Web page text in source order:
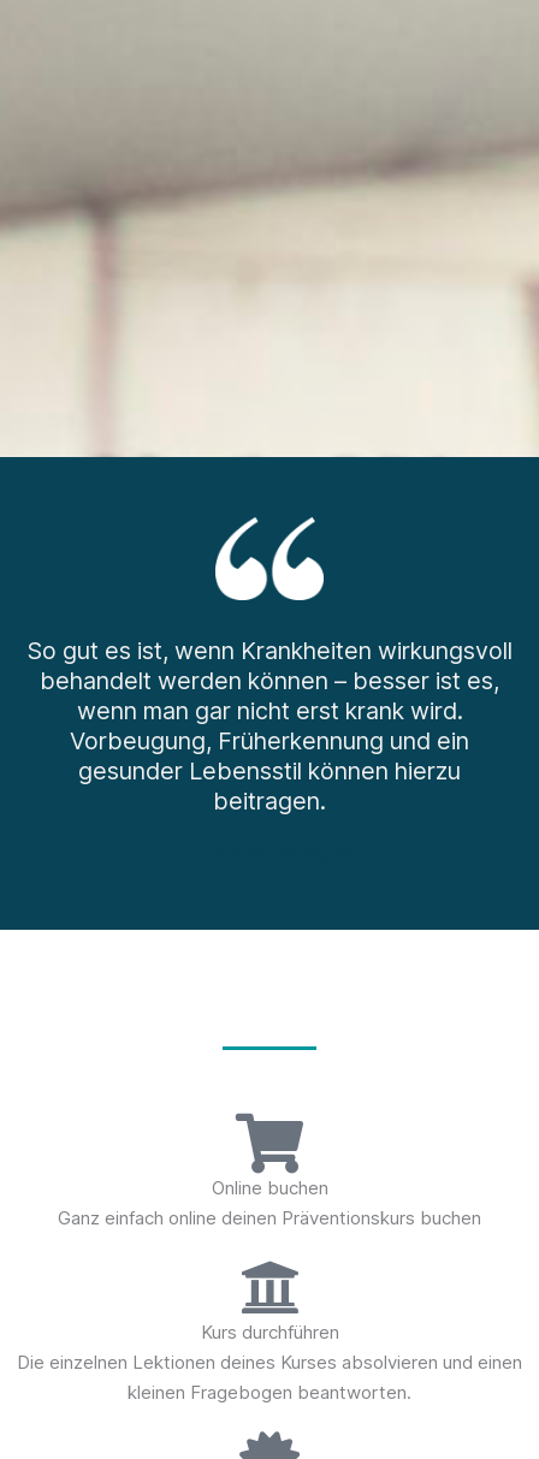
So gut es ist, wenn Krankheiten wirkungsvoll
behandelt werden können – besser ist es,
wenn man gar nicht erst krank wird.
Vorbeugung, Früherkennung und ein
gesunder Lebensstil können hierzu
beitragen.
Online buchen
Ganz einfach online deinen Präventionskurs buchen
Kurs durchführen
Die einzelnen Lektionen deines Kurses absolvieren und einen
kleinen Fragebogen beantworten.